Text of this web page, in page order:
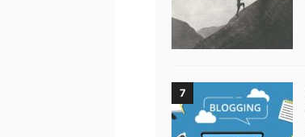
7